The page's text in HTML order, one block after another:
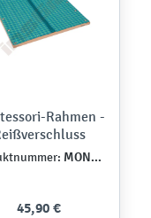
Rahmen -
MONT457503
45,90 €